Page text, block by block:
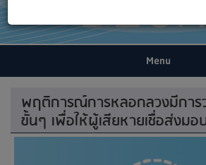
Menu
พฤติการณ์การหลอกลวงมีการ
ขั้นๆ เพื่อให้ผู้เสียหายเชื่อส่งม